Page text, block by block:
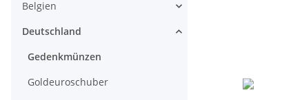
Belgien
Deutschland
Gedenkmünzen
Goldeuroschuber